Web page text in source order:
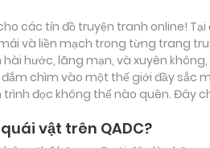
các tín đồ truyện tranh online!
và liền mạch trong từng trang
hước, lãng mạn, và xuyên
đắm chìm vào một thế giới đầy sắc
đọc không thể nào quên. Đây
vật trên QADC?